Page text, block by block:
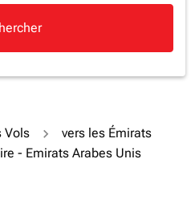
Vols
vers les Émirats
- Emirats Arabes Unis